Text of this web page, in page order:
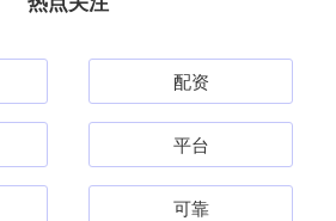
配资
平台
可靠